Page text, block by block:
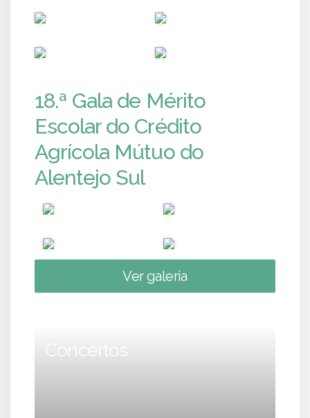
18.ª Gala de Mérito
Escolar do Crédito
Agrícola Mútuo do
Alentejo Sul
Ver galeria
Concertos